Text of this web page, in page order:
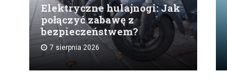
Elektryczne hulajnogi: Jak
połączyć zabawę z
bezpieczeństwem?
7 sierpnia 2026